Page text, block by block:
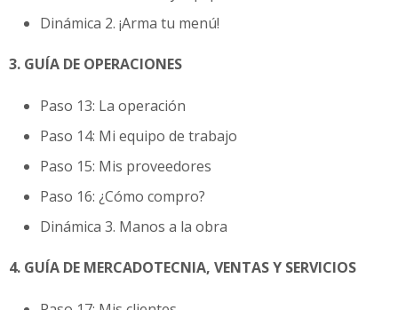
Dinámica 2. ¡Arma tu menú!
3. GUÍA DE OPERACIONES
Paso 13: La operación
Paso 14: Mi equipo de trabajo
Paso 15: Mis proveedores
Paso 16: ¿Cómo compro?
Dinámica 3. Manos a la obra
4. GUÍA DE MERCADOTECNIA, VENTAS Y SERVICIOS